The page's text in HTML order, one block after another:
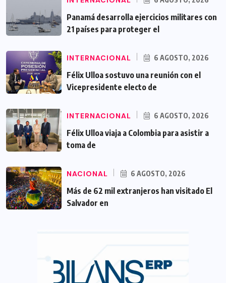
Panamá desarrolla ejercicios militares con
21 países para proteger el
INTERNACIONAL 6 AGOSTO, 2026
Félix Ulloa sostuvo una reunión con el
Vicepresidente electo de
INTERNACIONAL 6 AGOSTO, 2026
Félix Ulloa viaja a Colombia para asistir a
toma de
NACIONAL 6 AGOSTO, 2026
Más de 62 mil extranjeros han visitado El
Salvador en